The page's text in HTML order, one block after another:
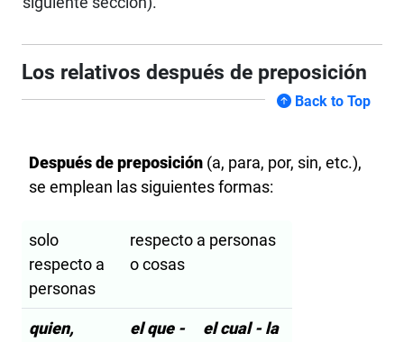
Los relativos después de preposición
Back to Top
Después de preposición (a, para, por, sin, etc.),
se emplean las siguientes formas:
solo
respecto a
personas
respecto a personas
o cosas
quien,
el que -
el cual - la